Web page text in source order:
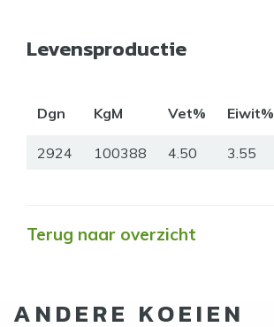
Levensproductie
Dgn KgM Vet% Eiwit%
2924 100388 4.50 3.55
Terug naar overzicht
ANDERE KOEIEN